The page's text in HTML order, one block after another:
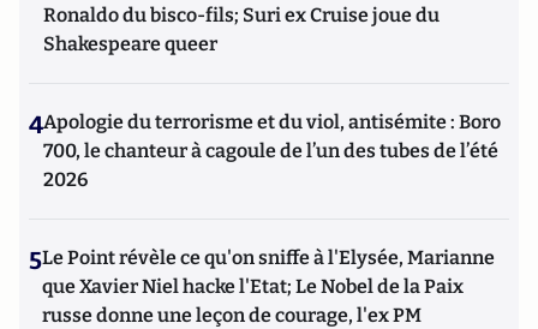
Ronaldo du bisco-fils; Suri ex Cruise joue du
Shakespeare queer
4Apologie du terrorisme et du viol, antisémite : Boro
700, le chanteur à cagoule de l’un des tubes de l’été
2026
5Le Point révèle ce qu'on sniffe à l'Elysée, Marianne
que Xavier Niel hacke l'Etat; Le Nobel de la Paix
russe donne une leçon de courage, l'ex PM